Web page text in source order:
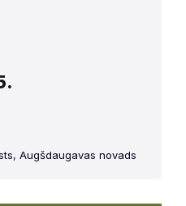
Augšdaugavas novads